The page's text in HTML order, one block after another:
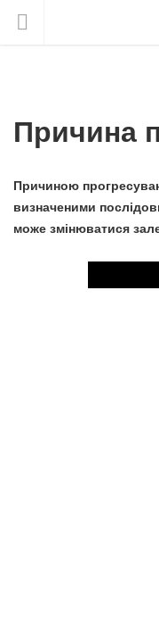
Причина
Причиною
визначеними
може змінюватися